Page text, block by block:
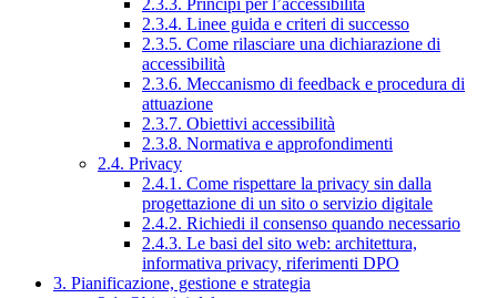
2.3.4. Linee guida e criteri di successo
2.3.5. Come rilasciare una dichiarazione di
accessibilità
2.3.6. Meccanismo di feedback e procedura di
attuazione
2.3.7. Obiettivi accessibilità
2.3.8. Normativa e approfondimenti
2.4. Privacy
2.4.1. Come rispettare la privacy sin dalla
progettazione di un sito o servizio digitale
2.4.2. Richiedi il consenso quando necessario
2.4.3. Le basi del sito web: architettura,
informativa privacy, riferimenti DPO
3. Pianificazione, gestione e strategia